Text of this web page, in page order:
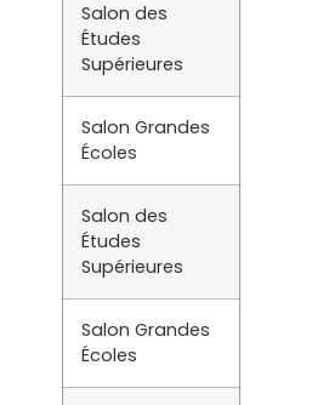
Salon des
Études
Supérieures
Salon Grandes
Écoles
Salon des
Études
Supérieures
Salon Grandes
Écoles